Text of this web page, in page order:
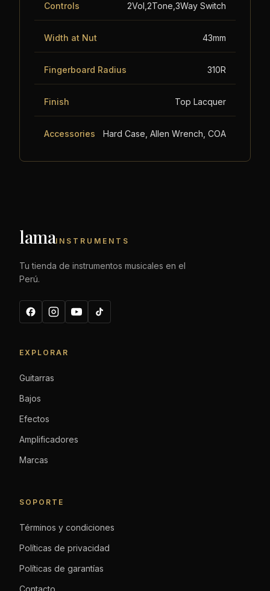
Controls 2Vol,2Tone,3Way Switch
Width at Nut 43mm
Fingerboard Radius 310R
Finish Top Lacquer
Accessories Hard Case, Allen Wrench, COA
lamaINSTRUMENTS
Tu tienda de instrumentos musicales en el
Perú.
EXPLORAR
Guitarras
Bajos
Efectos
Amplificadores
Marcas
SOPORTE
Términos y condiciones
Políticas de privacidad
Políticas de garantías
Contacto